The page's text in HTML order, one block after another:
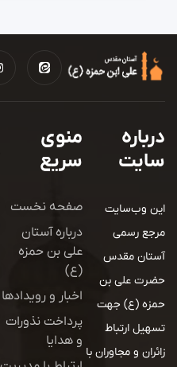
درباره
سایت
این وب‌سایت
مرجع رسمی
آستان مقدس
حضرت علی بن
حمزه (ع) جهت
تسهیل ارتباط
زائران و مجاوران با
منوی
سریع
صفحه نخست
درباره آستان
علی بن حمزه
(ع)
اخبار و رویدادها
پرداخت نذورات
و هدایا